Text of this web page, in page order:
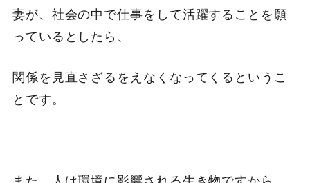
妻が、社会の中で仕事をして活躍することを願
っているとしたら、
関係を見直さざるをえなくなってくるというこ
とです。